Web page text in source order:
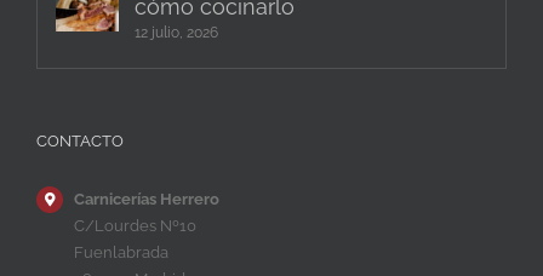
cómo cocinarlo
12 julio, 2026
CONTACTO
Carnicerías Herrero
C/Lourdes Nº10
Fuenlabrada